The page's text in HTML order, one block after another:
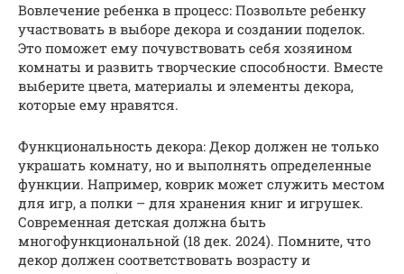
Вовлечение ребенка в процесс: Позвольте ребенку
участвовать в выборе декора и создании поделок.
Это поможет ему почувствовать себя хозяином
комнаты и развить творческие способности. Вместе
выберите цвета, материалы и элементы декора,
которые ему нравятся.
Функциональность декора: Декор должен не только
украшать комнату, но и выполнять определенные
функции. Например, коврик может служить местом
для игр, а полки – для хранения книг и игрушек.
Современная детская должна быть
многофункциональной (18 дек. 2024). Помните, что
декор должен соответствовать возрасту и